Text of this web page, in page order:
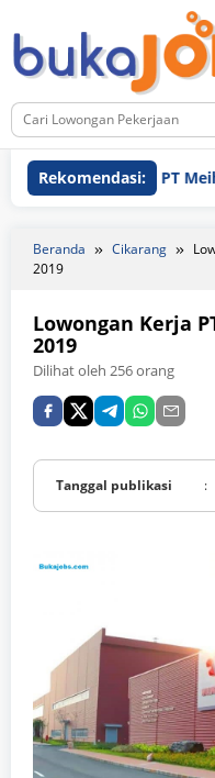
ke
konten
Rekomendasi:PT Meihoku
Beranda Cikarang
2019
Lowongan Kerja
2019
Dilihat oleh 256 orang
Tanggal publikasi :